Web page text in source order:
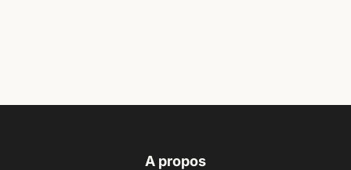
A propos